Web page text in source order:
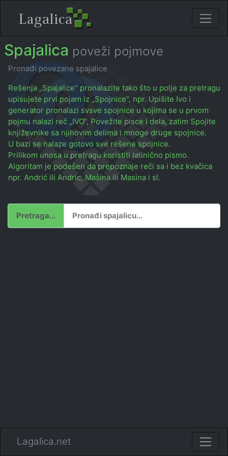
Spajalica poveži pojmove
Pronađi povezane spajalice
Rešenja „Spajalice“ pronalazite tako što u polje za pretragu
upisujete prvi pojam iz „Spojnice“, npr. Upišite Ivo i
generator pronalazi svsve spojnice u kojima se u prvom
pojmu nalazi reč „IVO“, Povežite pisce i dela, zatim Spojite
književnike sa njihovim delima i mnoge druge spojnice.
U bazi se nalaze gotovo sve rešene spojnice.
Prilikom unosa u pretragu koristiti latinično pismo.
Algoritam je podešen da prepoznaje reči sa i bez kvačica
npr. Andrić ili Andric, Mašina ili Masina i sl.
Pretraga...
Lagalica.net